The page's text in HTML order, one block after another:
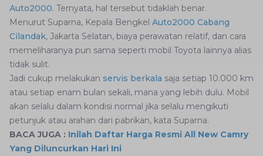
Auto2000. Ternyata, hal tersebut tidaklah benar.
Menurut Suparna, Kepala Bengkel Auto2000 Cabang
Cilandak, Jakarta Selatan, biaya perawatan relatif, dan cara
memeliharanya pun sama seperti mobil Toyota lainnya alias
tidak sulit.
Jadi cukup melakukan servis berkala saja setiap 10.000 km
atau setiap enam bulan sekali, mana yang lebih dulu. Mobil
akan selalu dalam kondisi normal jika selalu mengikuti
petunjuk atau arahan dari pabrikan, kata Suparna.
BACA JUGA : Inilah Daftar Harga Resmi All New Camry
Yang Diluncurkan Hari Ini